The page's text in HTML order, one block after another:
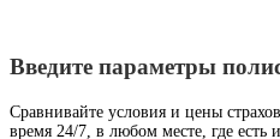
Введите параметры
Сравнивайте условия и цены
время 24/7, в любом месте, где есть